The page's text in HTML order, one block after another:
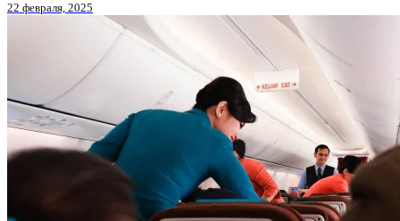
22 февраля, 2025